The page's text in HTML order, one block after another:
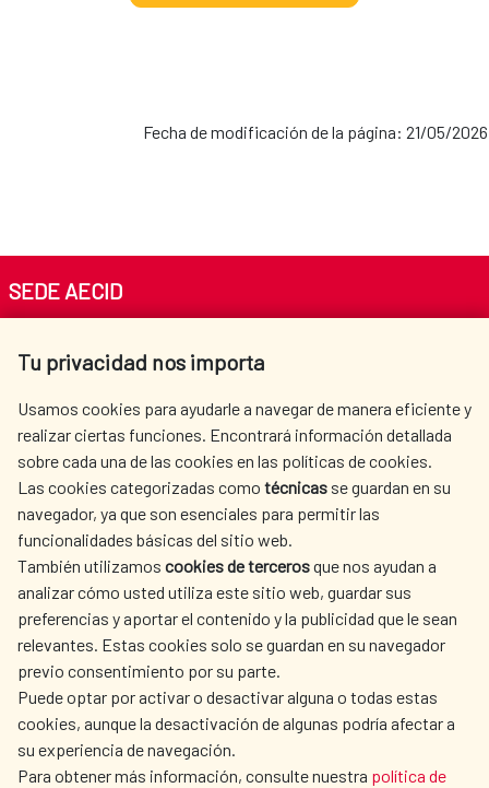
Fecha de modificación de la página: 21/05/2026
Tu privacidad nos importa
Usamos cookies para ayudarle a navegar de manera eficiente y
realizar ciertas funciones. Encontrará información detallada
sobre cada una de las cookies en las políticas de cookies.
Las cookies categorizadas como técnicas se guardan en su
navegador, ya que son esenciales para permitir las
funcionalidades básicas del sitio web.
También utilizamos cookies de tercerosque nos ayudan a
analizar cómo usted utiliza este sitio web, guardar sus
preferencias y aportar el contenido y la publicidad que le sean
relevantes. Estas cookies solo se guardan en su navegador
previo consentimiento por su parte.
Puede optar por activar o desactivar alguna o todas estas
cookies, aunque la desactivación de algunas podría afectar a
su experiencia de navegación.
Para obtener más información, consulte nuestra política de
SEDE AECID
Tel. +34 900 20 30 54​​​​​​​
AECID
WHERE DO WE COOPERATE?
SPANISH HUMANITARIAN
ACTION
PRESS ROOM
CULTURE AND SCIENCE LIBRARY
OUR SOCIAL MEDIA